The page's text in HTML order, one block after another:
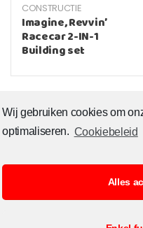
Wij gebruiken cookies om
optimaliseren. Cookiebeleid
Alles
CONSTRUCTIE
Imagine, Revvin’
Racecar 2-IN-1
Building set